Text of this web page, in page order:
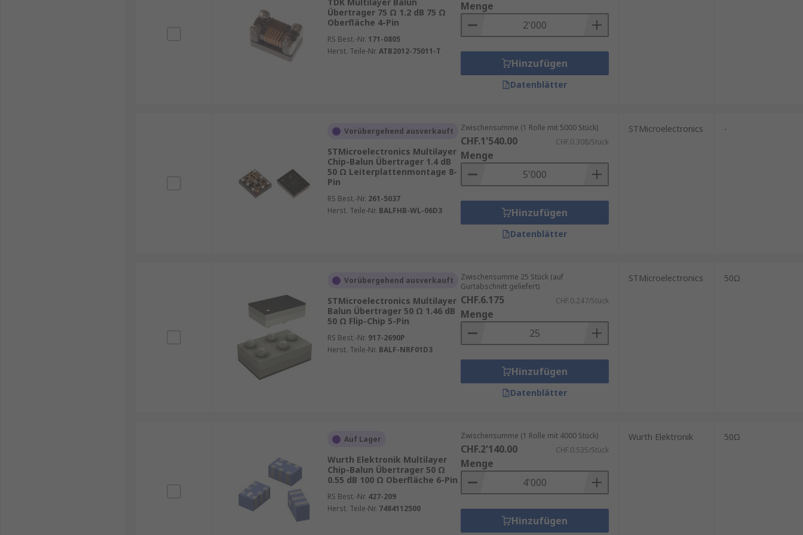
Übertrager 75 Ω 1.2 dB 75 Ω
Oberfläche 4-Pin
RS Best.-Nr. 171-0805
Herst. Teile-Nr. ATB2012-75011-T
Menge
Hinzufügen
Datenblätter
Vorübergehend ausverkauft
STMicroelectronics Multilayer
Chip-Balun Übertrager 1.4 dB
50 Ω Leiterplattenmontage 8-
Pin
RS Best.-Nr. 261-5037
Herst. Teile-Nr. BALFHB-WL-06D3
Zwischensumme (1 Rolle mit 5000 Stück)
CHF.1'540.00 CHF.0.308/Stück
Menge
Hinzufügen
Datenblätter
STMicroelectronics -
Vorübergehend ausverkauft
STMicroelectronics Multilayer
Balun Übertrager 50 Ω 1.46 dB
50 Ω Flip-Chip 5-Pin
RS Best.-Nr. 917-2690P
Herst. Teile-Nr. BALF-NRF01D3
Zwischensumme 25 Stück (auf
Gurtabschnitt geliefert)
CHF.6.175 CHF.0.247/Stück
Menge
Hinzufügen
Datenblätter
STMicroelectronics 50Ω
Auf Lager
Wurth Elektronik Multilayer
Chip-Balun Übertrager 50 Ω
0.55 dB 100 Ω Oberfläche 6-Pin
RS Best.-Nr. 427-209
Herst. Teile-Nr. 7484112500
Zwischensumme (1 Rolle mit 4000 Stück)
CHF.2'140.00 CHF.0.535/Stück
Menge
Hinzufügen
Wurth Elektronik 50Ω